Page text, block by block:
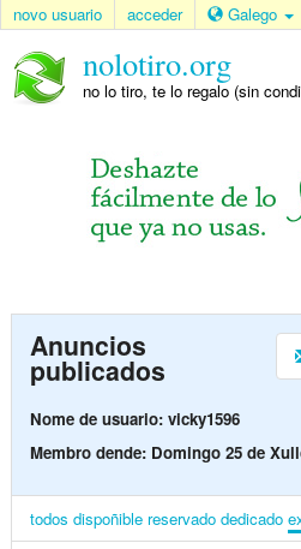
novo usuario acceder Galego
nolotiro.org
no lo tiro, te lo regalo (sin
Anuncios
publicados
Nome de usuario: vicky1596
Membro dende: Domingo 25 de
todos dispoñible reservado dedicado